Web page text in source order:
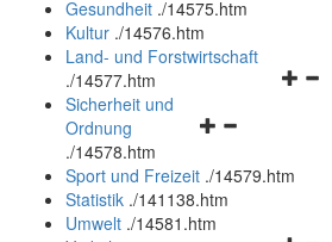
und
schließen
Gesundheit ./14575.htm
Kultur ./14576.htm
Land- und Forstwirtschaft
./14577.htm
Navigationsmenü
und
schließen
Sicherheit und
Ordnung
./14578.htm
Sport und Freizeit ./14579.htm
Statistik ./141138.htm
Umwelt ./14581.htm